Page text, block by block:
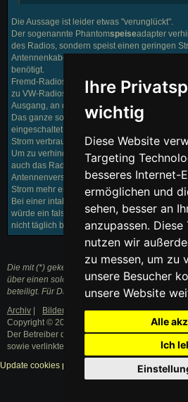
Ihre
wichtig
Diese Website
Targeting
besseres Internet-
ermöglichen und
sehen, besser an
anzupassen. Diese
nutzen wir
zu messen, um zu
unsere Besucher
unsere Website
Alle
Ich
Die Aussage ist leider etwas "verunglückt".
Der sogenannte Phantomspeiseadapter
des Radios, sondern speist einen geringen
Antennenkabel ein, den der
benötigt.
Fremd-Radios schicken diesen geringen
zu VW-Radios nicht direkt ins Antennenkabel,
Ausgang, an den der Adapter angeschlossen
Das ganze sollte natürlich nur dann
eingeschaltet ist. Andernfalls würde der
Strom verbrauchen.
Um zu verhindern, dass man das Ausschalten
auch das Radio richtig angeschlossen sein,
Antennenverstärker beim Abziehen des
Strom mehr entziehen kann.
Bei einer intakten Verbindung der Batterie zu
würde ein falscher Radio-Anschluss aber nur
nicht täglich bewegt werden würde.
Die mit (*) gekennzeichneten Links sind
über einen solchen Link ein Einkauf zustande,
beteiligt. Für Dich entstehen dabei keine
Archiv | Bilder Datenschutzerklärung|
Copyright © 2003 - 2021 · Alle Rechte
Der Betreiber distanziert sich ausdrücklich von
sowie verlinkter Internetseiten.
Update cookies preferences